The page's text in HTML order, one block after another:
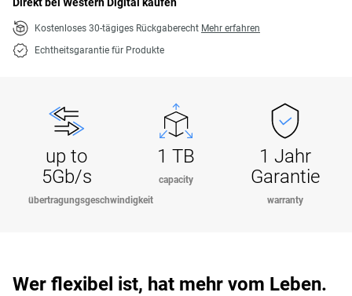
Kostenloses 30-tägiges Rückgaberecht Mehr erfahren
Echtheitsgarantie für Produkte
up to
5Gb/s
übertragungsgeschwindigkeit
1 TB
capacity
1 Jahr
Garantie
warranty
Wer flexibel ist, hat mehr vom Leben.